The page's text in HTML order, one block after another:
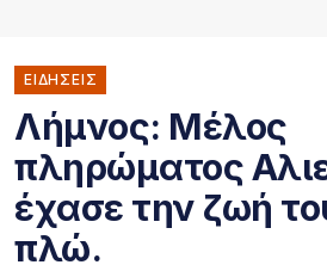
ΕΙΔΗΣΕΙΣ
Λήμνος: Μέλος
πληρώματος
έχασε την ζωή
πλώ.